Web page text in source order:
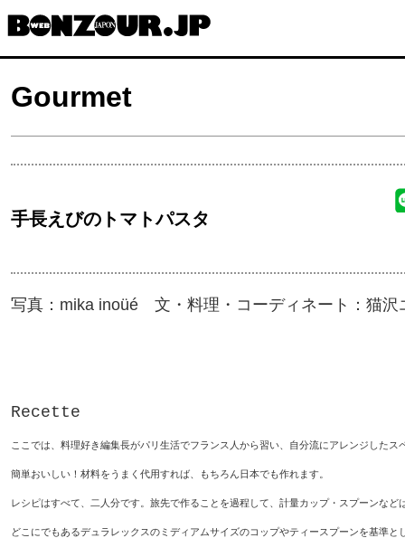
コ
ン
ン
ス
ッ
Gourmet
手長えびのトマトパスタ
写真：mika inoüé 文・料理・コーディネート：猫沢
Recette
ここでは、料理好き編集長がパリ生活でフランス人から習い、自分流にアレンジしたス
簡単おいしい！材料をうまく代用すれば、もちろん日本でも作れます。
レシピはすべて、二人分です。旅先で作ることを過程して、計量カップ・スプーンなど
どこにでもあるデュラレックスのミディアムサイズのコップやティースプーンを基準と